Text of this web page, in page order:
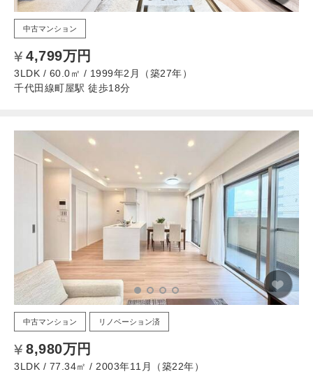
中古マンション
4,799万円
3LDK / 60.0㎡ / 1999年2月（築27年）
千代田線町屋駅 徒歩18分
中古マンション リノベーション済
8,980万円
3LDK / 77.34㎡ / 2003年11月（築22年）